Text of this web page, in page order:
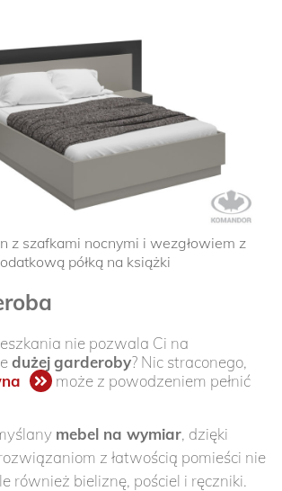
z szafkami nocnymi i wezgłowiem z
półką na książki
nie pozwala Ci na
dużejgarderoby? Nic straconego,
może z powodzeniem pełnić
mebel na wymiar, dzięki
z łatwością pomieści nie
również bieliznę, pościel i ręczniki.